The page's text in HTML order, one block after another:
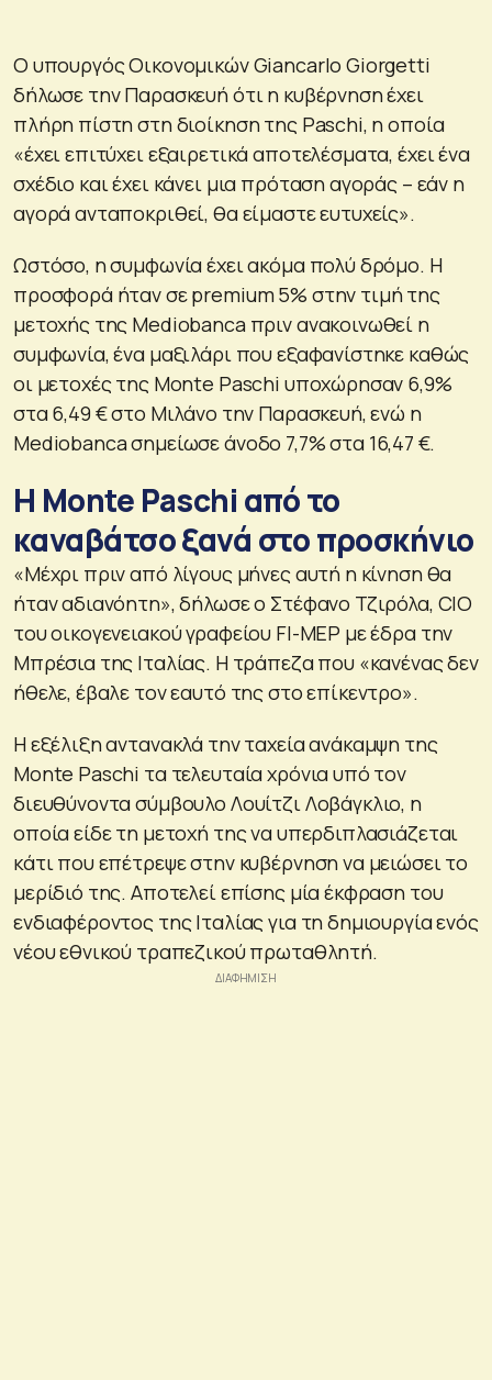
Ο υπουργός Οικονομικών Giancarlo Giorgetti
δήλωσε την Παρασκευή ότι η κυβέρνηση έχει
πλήρη πίστη στη διοίκηση της Paschi, η οποία
«έχει επιτύχει εξαιρετικά αποτελέσματα, έχει ένα
σχέδιο και έχει κάνει μια πρόταση αγοράς – εάν η
αγορά ανταποκριθεί, θα είμαστε ευτυχείς».
Ωστόσο, η συμφωνία έχει ακόμα πολύ δρόμο. Η
προσφορά ήταν σε premium 5% στην τιμή της
μετοχής της Mediobanca πριν ανακοινωθεί η
συμφωνία, ένα μαξιλάρι που εξαφανίστηκε καθώς
οι μετοχές της Monte Paschi υποχώρησαν 6,9%
στα 6,49 € στο Μιλάνο την Παρασκευή, ενώ η
Mediobanca σημείωσε άνοδο 7,7% στα 16,47 €.
Η Monte Paschi από το
καναβάτσο ξανά στο προσκήνιο
«Μέχρι πριν από λίγους μήνες αυτή η κίνηση θα
ήταν αδιανόητη», δήλωσε ο Στέφανο Τζιρόλα, CIO
του οικογενειακού γραφείου FI-MEP με έδρα την
Μπρέσια της Ιταλίας. Η τράπεζα που «κανένας δεν
ήθελε, έβαλε τον εαυτό της στο επίκεντρο».
Η εξέλιξη αντανακλά την ταχεία ανάκαμψη της
Monte Paschi τα τελευταία χρόνια υπό τον
διευθύνοντα σύμβουλο Λουίτζι Λοβάγκλιο, η
οποία είδε τη μετοχή της να υπερδιπλασιάζεται
κάτι που επέτρεψε στην κυβέρνηση να μειώσει το
μερίδιό της. Αποτελεί επίσης μία έκφραση του
ενδιαφέροντος της Ιταλίας για τη δημιουργία ενός
νέου εθνικού τραπεζικού πρωταθλητή.